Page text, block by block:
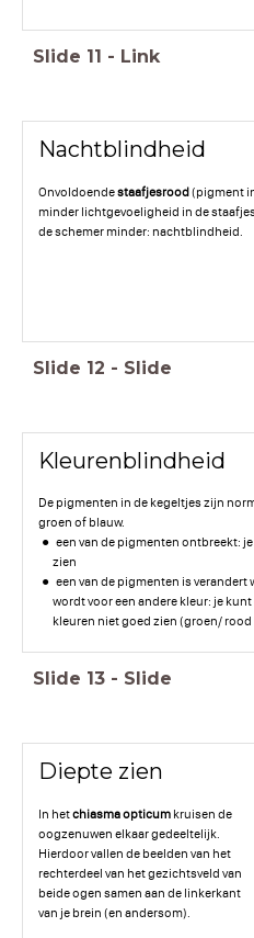
Slide 11 - Link
Nachtblindheid
Onvoldoendestaafjesrood(pigment
minder lichtgevoeligheid in de
de schemer minder: nachtblindheid.
Slide 12 - Slide
Kleurenblindheid
De pigmenten in de kegeltjes zijn
groen of blauw.
een van de pigmenten ontbreekt:
zien
een van de pigmenten is verandert
wordt voor een andere kleur: je
kleuren niet goed zien (groen/
Slide 13 - Slide
Diepte zien
In hetchiasma opticum kruisen de
oogzenuwen elkaar gedeeltelijk.
Hierdoor vallen de beelden van het
rechterdeel van het gezichtsveld van
beide ogen samen aan de linkerkant
van je brein (en andersom).